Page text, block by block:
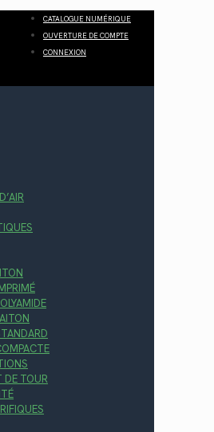
CATALOGUE NUMÉRIQUE
OUVERTURE DE COMPTE
CONNEXION
DE TOUR